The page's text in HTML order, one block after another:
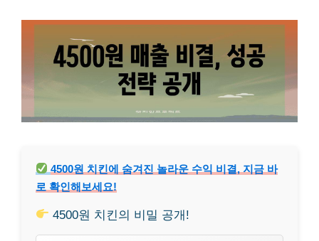
4500원 치킨에 숨겨진 놀라운 수익 비결, 지금 바
로 확인해보세요!
4500원 치킨의 비밀 공개!